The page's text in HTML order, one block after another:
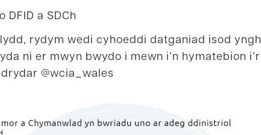
a SDCh
rydym wedi cyhoeddi datganiad isod
ni er mwyn bwydo i mewn i’n hymatebion i’r
@wcia_wales